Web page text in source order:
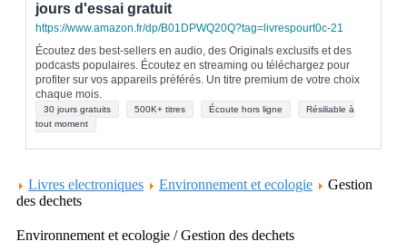
jours d'essai gratuit
https://www.amazon.fr/dp/B01DPWQ20Q?tag=livrespourt0c-21
Écoutez des best-sellers en audio, des Originals exclusifs et des
podcasts populaires. Écoutez en streaming ou téléchargez pour
profiter sur vos appareils préférés. Un titre premium de votre choix
chaque mois.
30 jours gratuits 500K+ titres Écoute hors ligne
Résiliable à
tout moment
Livres electroniques Environnement et ecologie
Gestion
des dechets
Environnement et ecologie / Gestion des dechets